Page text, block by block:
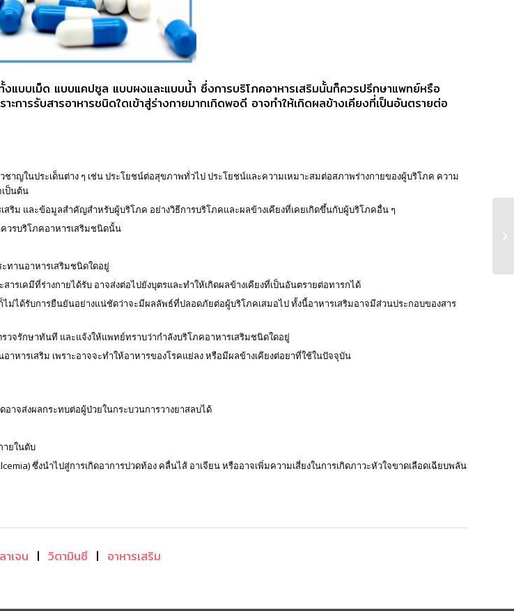
แบบเม็ด แบบแคปซูล แบบผงและแบบน้ำ ซึ่งการบริโภคอาหารเสริมนั้นก็ควรปรึกษาแพทย์หรือ
ารรับสารอาหารชนิดใดเข้าสู่ร่างกายมากเกิดพอดี อาจทำให้เกิดผลข้างเคียงที่เป็นอันตรายต่อ
ญในประเด็นต่าง ๆ เช่น ประโยชน์ต่อสุขภาพทั่วไป ประโยชน์และความเหมาะสมต่อสภาพร่างกายของผู้บริโภค ความ
ป็นต้น
ม และข้อมูลสำคัญสำหรับผู้บริโภค อย่างวิธีการบริโภคและผลข้างเคียงที่เคยเกิดขึ้นกับผู้บริโภคอื่น ๆ
วรบริโภคอาหารเสริมชนิดนั้น
ทานอาหารเสริมชนิดใดอยู่
รเคมีที่ร่างกายได้รับ อาจส่งต่อไปยังบุตรและทำให้เกิดผลข้างเคียงที่เป็นอันตรายต่อทารกได้
ได้รับการยืนยันอย่างแน่ชัดว่าจะมีผลลัพธ์ที่ปลอดภัยต่อผู้บริโภคเสมอไป ทั้งนี้อาหารเสริมอาจมีส่วนประกอบของสาร
วจรักษาทันที และแจ้งให้แพทย์ทราบว่ากำลังบริโภคอาหารเสริมชนิดใดอยู่
หารเสริม เพราะอาจจะทำให้อาหารของโรคแย่ลง หรือมีผลข้างเคียงต่อยาที่ใช้ในปัจจุบัน
อาจส่งผลกระทบต่อผู้ป่วยในกระบวนการวางยาสลบได้
ายในตับ
ซึ่งนำไปสู่การเกิดอาการปวดท้อง คลื่นไส้ อาเจียน หรืออาจเพิ่มความเสี่ยงในการเกิดภาวะหัวใจขาดเลือดเฉียบพลัน
าเจน | วิตามินซี | อาหารเสริม